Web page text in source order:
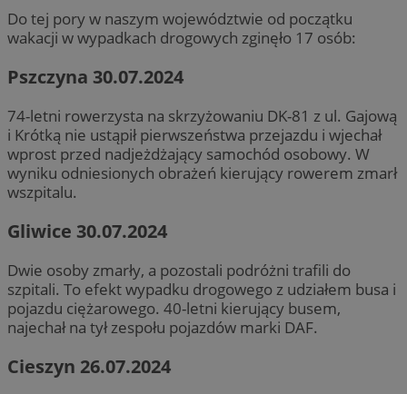
Do tej pory w naszym województwie od początku
wakacji w wypadkach drogowych zginęło 17 osób:
Pszczyna 30.07.2024
74-letni rowerzysta na skrzyżowaniu DK-81 z ul. Gajową
i Krótką nie ustąpił pierwszeństwa przejazdu i wjechał
wprost przed nadjeżdżający samochód osobowy. W
wyniku odniesionych obrażeń kierujący rowerem zmarł
wszpitalu.
Gliwice 30.07.2024
Dwie osoby zmarły, a pozostali podróżni trafili do
szpitali. To efekt wypadku drogowego z udziałem busa i
pojazdu ciężarowego. 40-letni kierujący busem,
najechał na tył zespołu pojazdów marki DAF.
Cieszyn 26.07.2024